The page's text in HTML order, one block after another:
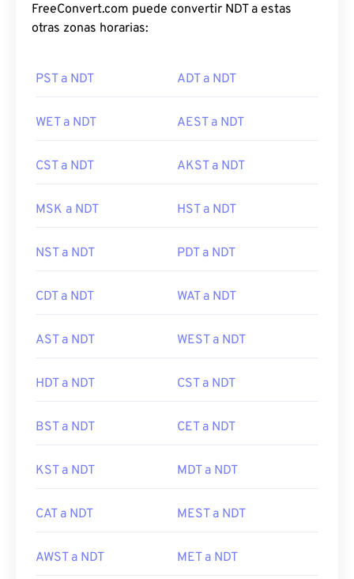
FreeConvert.com puede convertir NDT a estas
otras zonas horarias:
PST a NDT ADT a NDT
WET a NDT AEST a NDT
CST a NDT AKST a NDT
MSK a NDT HST a NDT
NST a NDT PDT a NDT
CDT a NDT WAT a NDT
AST a NDT WEST a NDT
HDT a NDT CST a NDT
BST a NDT CET a NDT
KST a NDT MDT a NDT
CAT a NDT MEST a NDT
AWST a NDT MET a NDT